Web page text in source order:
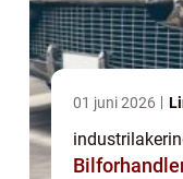
01 juni 2026
Bilforhandler lolland